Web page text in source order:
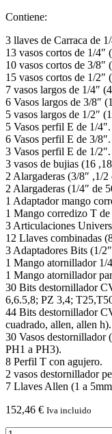
Contiene:
3 llaves de Carraca de
13 vasos cortos de 1/4″
10 vasos cortos de 3/8″
15 vasos cortos de 1/2″
7 vasos largos de 1/4″
6 Vasos largos de 3/8″
5 vasos largos de 1/2″
5 Vasos perfil E de 1/4″.
6 Vasos perfil E de 3/8″.
3 Vasos perfil E de 1/2″.
3 vasos de bujias (16
2 Alargaderas (3/8″ ,1/2
2 Alargaderas (1/4″ de
1 Adaptador mango
1 Mango corredizo T de
3 Articulaciones
12 Llaves combinadas
3 Adaptadores Bits (1/
1 Mango atornillador 1/
1 Mango atornillador
30 Bits destornillador
6,6.5,8; PZ 3,4;
44 Bits destornillador
cuadrado, allen, allen h).
30 Vasos
PH1 a PH3).
8 Perfil T con agujero.
2 vasos destornillador
7 Llaves Allen (1 a
152,46 € Iva incluido